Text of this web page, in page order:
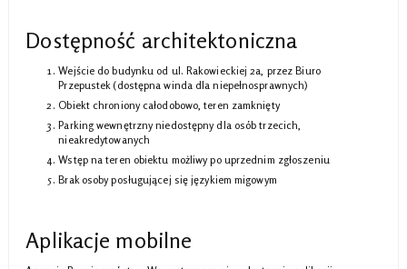
Dostępność architektoniczna
Wejście do budynku od ul. Rakowieckiej 2a, przez Biuro
Przepustek (dostępna winda dla niepełnosprawnych)
Obiekt chroniony całodobowo, teren zamknięty
Parking wewnętrzny niedostępny dla osób trzecich,
nieakredytowanych
Wstęp na teren obiektu możliwy po uprzednim zgłoszeniu
Brak osoby posługującej się językiem migowym
Aplikacje mobilne